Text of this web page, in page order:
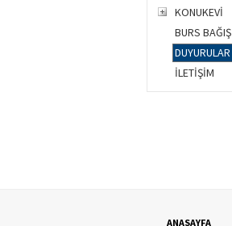
KONUKEVİ
BURS BAĞIŞ
DUYURULAR
İLETİŞİM
ANASAYFA